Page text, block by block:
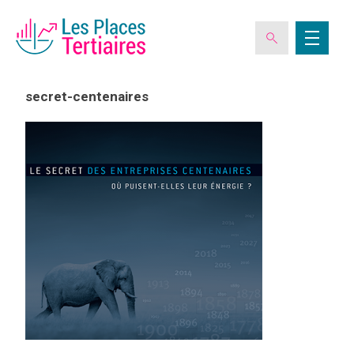
L’ASSOCIATION
EVÉNEMENTS
secret-centenaires